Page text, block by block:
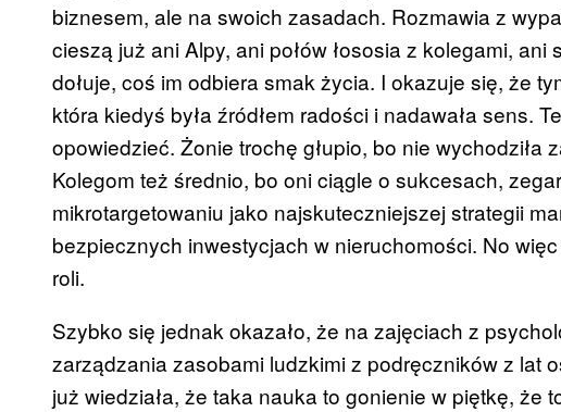
biznesem, ale na swoich zasadach. Rozmawia z
cieszą już ani Alpy, ani połów łososia z kolegami,
dołuje, coś im odbiera smak życia. I okazuje się, że
która kiedyś była źródłem radości i nadawała sens.
opowiedzieć. Żonie trochę głupio, bo nie wychodziła
Kolegom też średnio, bo oni ciągle o sukcesach,
mikrotargetowaniu jako najskuteczniejszej strategii
bezpiecznych inwestycjach w nieruchomości. No
roli.
Szybko się jednak okazało, że na zajęciach z
zarządzania zasobami ludzkimi z podręczników z lat
już wiedziała, że taka nauka to gonienie w piętkę, że